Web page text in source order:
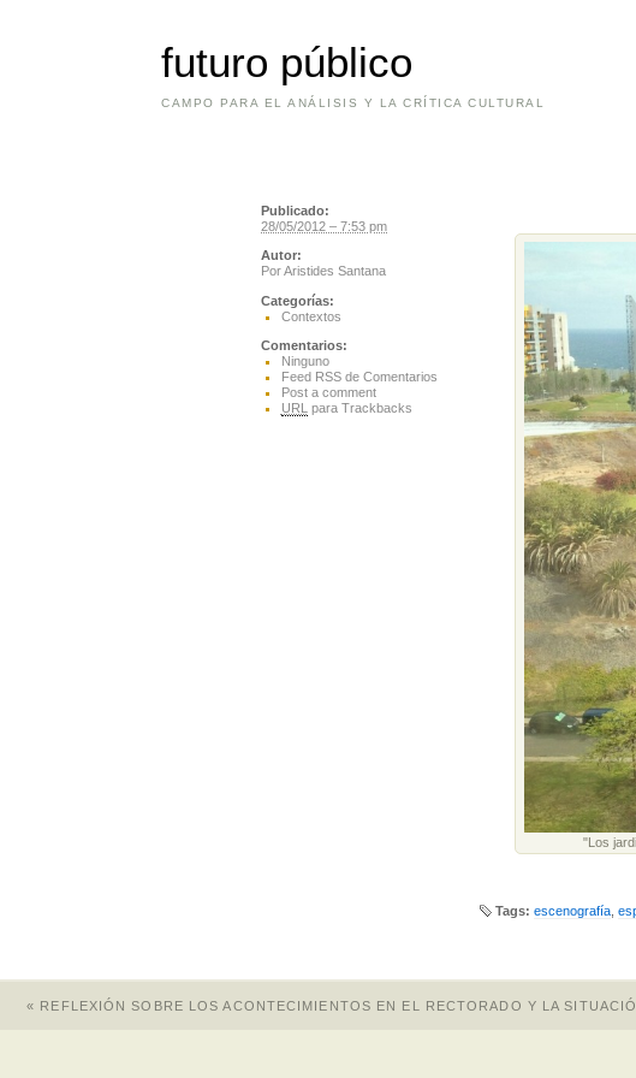
futuro público
CAMPO PARA EL ANÁLISIS Y LA CRÍTICA CULTURAL
"Los
Tags: escenografía
Publicado:
28/05/2012 – 7:53 pm
Autor:
PorAristides Santana
Categorías:
Contextos
Comentarios:
Ninguno
Feed RSS de Comentarios
Post a comment
URL para Trackbacks
« REFLEXIÓN SOBRE LOS ACONTECIMIENTOS EN EL RECTORADO Y LA